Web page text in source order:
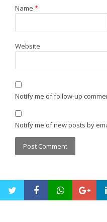
twitterfacebookwhatsapp
Name *
Website
Notify me of follow-up
Notify me of new posts by